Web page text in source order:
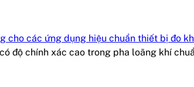
cho các ứng dụng hiệu chuẩn thiết bị đo
độ chính xác cao trong pha loãng khí